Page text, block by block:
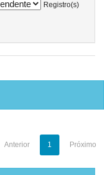
Registro(s)
Anterior 1 Próximo